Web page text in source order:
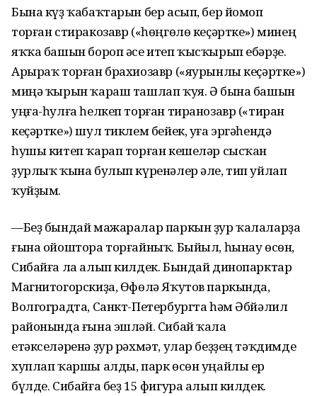
Бына күҙ ҡабаҡтарын бер асып, бер йомоп
торған стиракозавр («һөңгөлө кеҫәртке») минең
яҡҡа башын бороп әсе итеп ҡысҡырып ебәрҙе.
Арыраҡ торған брахиозавр («яурынлы кеҫәртке»)
миңә ҡырын ҡараш ташлап ҡуя. Ә бына башын
уңға-һулға һелкеп торған тиранозавр («тиран
кеҫәртке») шул тиклем бейек, уға эргәһендә
һушы китеп ҡарап торған кешеләр сысҡан
ҙурлыҡ ҡына булып күренәлер әле, тип уйлап
ҡуйҙым.
—Беҙ бындай мажаралар паркын ҙур ҡалаларҙа
ғына ойоштора торғайныҡ. Быйыл, һынау өсөн,
Сибайға ла алып килдек. Бындай динопарктар
Магнитогорскиҙа, Өфөлә Яҡутов паркында,
Волгоградта, Санкт-Петербургта һәм Әбйәлил
районында ғына эшләй. Сибай ҡала
етәкселәренә ҙур рәхмәт, улар беҙҙең тәҡдимде
хуплап ҡаршы алды, парк өсөн уңайлы ер
бүлде. Сибайға беҙ 15 фигура алып килдек.